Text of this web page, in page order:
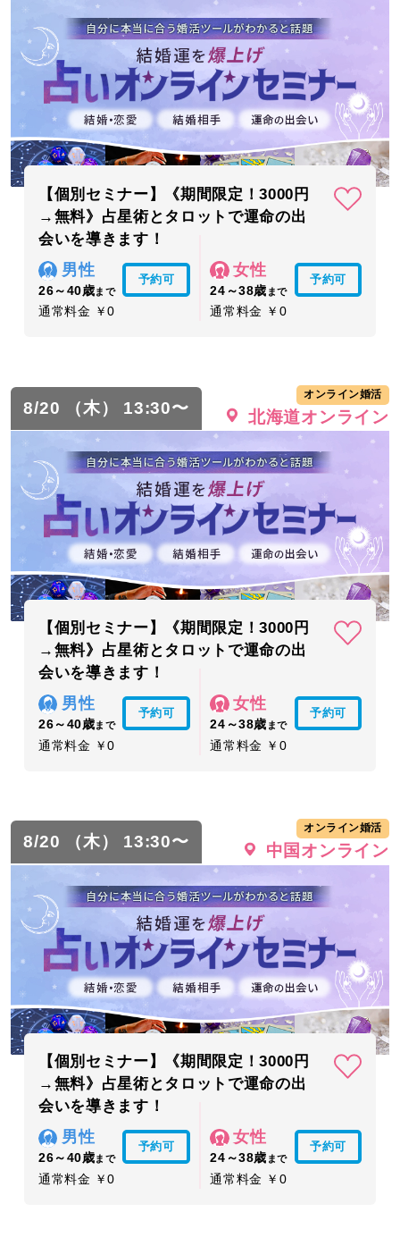
【個別セミナー】《期間限定！3000円
→無料》占星術とタロットで運命の出
会いを導きます！
男性
26～40歳まで
予約可
通常料金 ￥0
女性
24～38歳 まで
予約可
通常料金 ￥0
8/20 （木） 13:30〜
オンライン婚活
北海道オンライン
【個別セミナー】《期間限定！3000円
→無料》占星術とタロットで運命の出
会いを導きます！
男性
26～40歳まで
予約可
通常料金 ￥0
女性
24～38歳 まで
予約可
通常料金 ￥0
8/20 （木） 13:30〜
オンライン婚活
中国オンライン
【個別セミナー】《期間限定！3000円
→無料》占星術とタロットで運命の出
会いを導きます！
男性
26～40歳まで
予約可
通常料金 ￥0
女性
24～38歳 まで
予約可
通常料金 ￥0